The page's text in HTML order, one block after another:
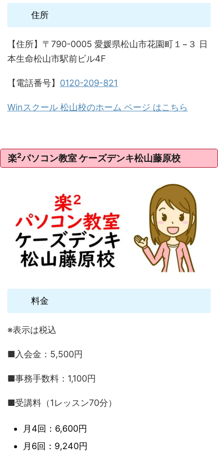
住所
【住所】〒790-0005 愛媛県松山市花園町１−３ 日
本生命松山市駅前ビル4F
【電話番号】 0120-209-821
Winスクール 松山校のホーム ページ はこちら
楽2パソコン教室 ケーズデンキ松山藤原校
料金
※表示は税込
■入会金：5,500円
■事務手数料：1,100円
■受講料（1レッスン70分）
月4回：6,600円
月6回：9,240円